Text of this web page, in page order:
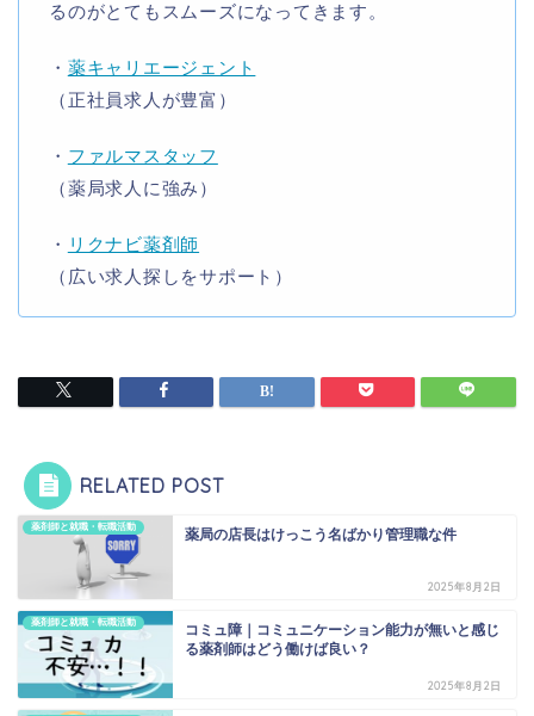
るのがとてもスムーズになってきます。
・ 薬キャリエージェント
（正社員求人が豊富）
・ ファルマスタッフ
（薬局求人に強み）
・ リクナビ薬剤師
（広い求人探しをサポート）
RELATED POST
薬剤師と就職・転職活動 薬局の店長はけっこう名ばかり管理職な件
2025年8月2日
薬剤師と就職・転職活動
コミュ障｜コミュニケーション能力が無いと感じ
る薬剤師はどう働けば良い？
2025年8月2日